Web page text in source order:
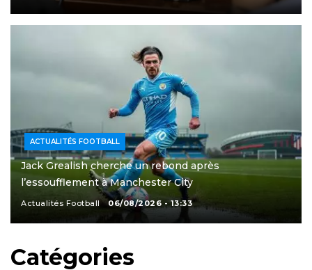
ACTUALITÉS FOOTBALL
Jack Grealish cherche un rebond après
l’essoufflement à Manchester City
Actualités Football 06/08/2026 - 13:33
Catégories